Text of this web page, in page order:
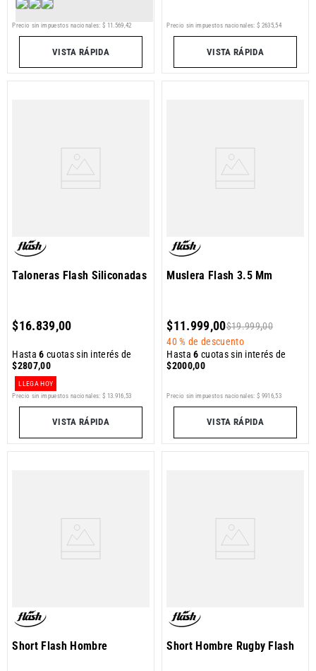
Precio sin impuestos nacionales: $ 11 569 42
VISTA RÁPIDA
Precio sin impuestos nacionales: $ 2635,54
VISTA RÁPIDA
Taloneras Flash Siliconadas
$16.839,00
Hasta6 cuotas sin interés de
$2807,00
LLEGA HOY
Precio sin impuestos nacionales: $ 13 916 53
VISTA RÁPIDA
Muslera Flash 3.5 Mm
$11 .999,00$19.999,00
40 % de descuento
Hasta6 cuotas sin interés de
$2000,00
Precio sin impuestos nacionales: $ 9916,53
VISTA RÁPIDA
Short Flash Hombre Short Hombre Rugby Flash